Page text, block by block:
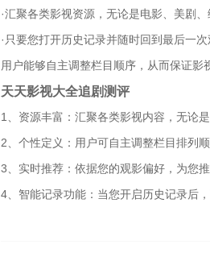
·汇聚各类影视资源，无论是电影、美剧
·只要您打开历史记录并随时回到最后一
用户能够自主调整栏目顺序，从而保证影
天天影视大全追剧测评
1、资源丰富：汇聚各类影视内容，无论
2、个性定义：用户可自主调整栏目排列
3、实时推荐：依据您的观影偏好，为您
4、智能记录功能：当您开启历史记录后